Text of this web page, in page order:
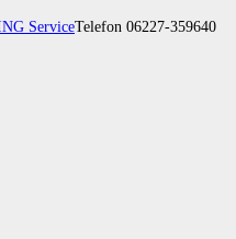
Telefon 06227-359640